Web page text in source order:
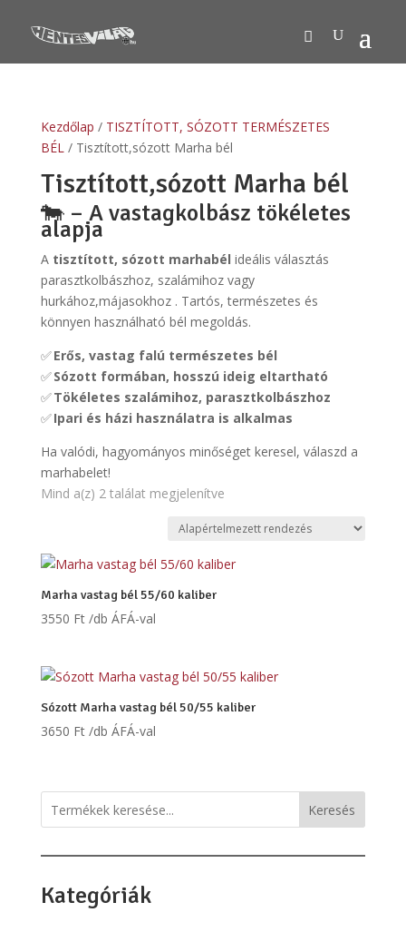
Kezdőlap / TISZTÍTOTT, SÓZOTT TERMÉSZETES
BÉL/ Tisztított,sózott Marha bél
Tisztított,sózott Marha bél
🐄 – A vastagkolbász tökéletes
alapja
A tisztított, sózott marhabél ideális választás
parasztkolbászhoz, szalámihoz vagy
hurkához,májasokhoz . Tartós, természetes és
könnyen használható bél megoldás.
✅Erős, vastag falú természetes bél
✅Sózott formában, hosszú ideig eltartható
✅Tökéletes szalámihoz, parasztkolbászhoz
✅Ipari és házi használatra is alkalmas
Ha valódi, hagyományos minőséget keresel, válaszd a
marhabelet!
Mind a(z) 2 találat megjelenítve
Marha vastag bél 55/60 kaliber
3550 Ft /db ÁFÁ-val
Sózott Marha vastag bél 50/55 kaliber
3650 Ft /db ÁFÁ-val
Keresés
Kategóriák